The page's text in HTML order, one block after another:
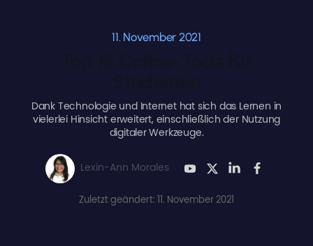
11. November 2021
Dank Technologie und Internet hat sich das Lernen in
vielerlei Hinsicht erweitert, einschließlich der Nutzung
digitaler Werkzeuge.
Lexin-Ann Morales
Zuletzt geändert: 11. November 2021